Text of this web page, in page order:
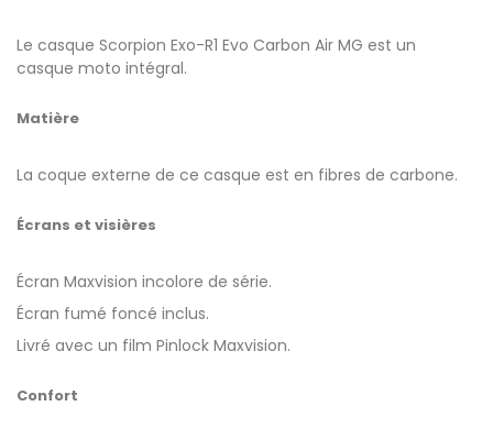
Le casque Scorpion Exo-R1 Evo Carbon Air MG est un
casque moto intégral.
Matière
La coque externe de ce casque est en fibres de carbone.
Écrans et visières
Écran Maxvision incolore de série.
Écran fumé foncé inclus.
Livré avec un film Pinlock Maxvision.
Confort